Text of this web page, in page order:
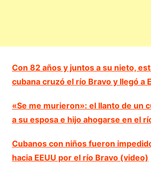
Con 82 años y juntos a su nieto,
cubana cruzó el río Bravo y llegó a
«Se me murieron»: el llanto de un
a su esposa e hijo ahogarse en el
Cubanos con niños fueron
hacia EEUU por el río Bravo (video)